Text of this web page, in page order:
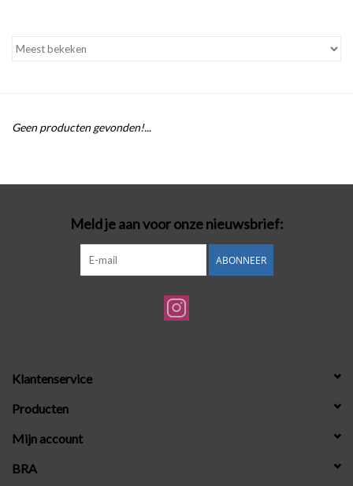
Homewear
Geen producten gevonden!...
Meld je aan voor onze nieuwsbrief:
ABONNEER
Klantenservice
Producten
Mijn account
BRA